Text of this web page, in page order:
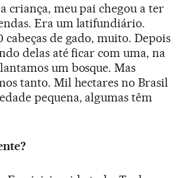
criança, meu pai chegou a ter
Era um latifundiário.
cabeças de gado, muito. Depois
delas até ficar com uma, na
um bosque. Mas
tanto. Mil hectares no Brasil
pequena, algumas têm